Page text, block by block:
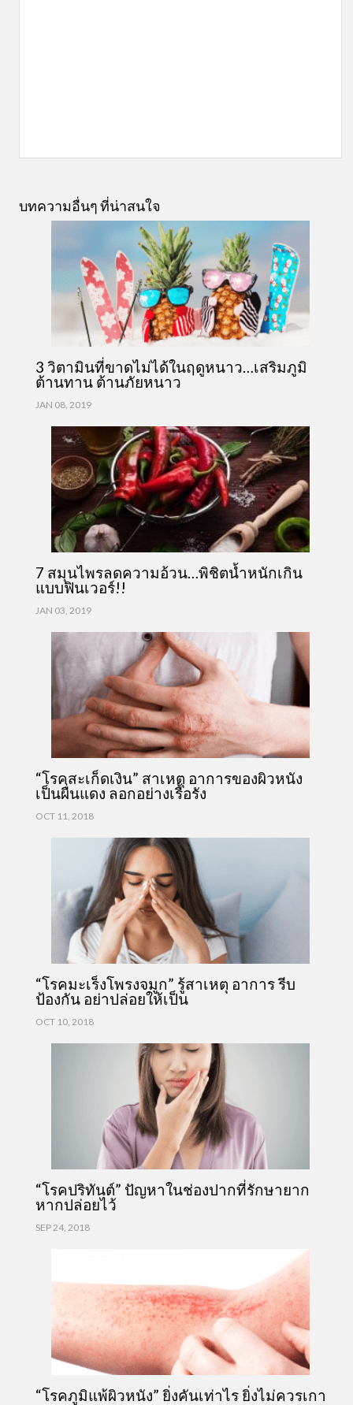
บทความอื่นๆ ที่น่าสนใจ
3 วิตามินที่ขาดไม่ได้ในฤดูหนาว…เสริมภูมิ
ต้านทาน ต้านภัยหนาว
JAN 08, 2019
7 สมุนไพรลดความอ้วน…พิชิตน้ำหนักเกิน
แบบฟินเวอร์!!
JAN 03, 2019
“โรคสะเก็ดเงิน” สาเหตุ อาการของผิวหนัง
เป็นผื่นแดง ลอกอย่างเรื้อรัง
OCT 11, 2018
“โรคมะเร็งโพรงจมูก” รู้สาเหตุ อาการ รีบ
ป้องกัน อย่าปล่อยให้เป็น
OCT 10, 2018
“โรคปริทันต์” ปัญหาในช่องปากที่รักษายาก
หากปล่อยไว้
SEP 24, 2018
“โรคภูมิแพ้ผิวหนัง” ยิ่งคันเท่าไร ยิ่งไม่ควรเกา